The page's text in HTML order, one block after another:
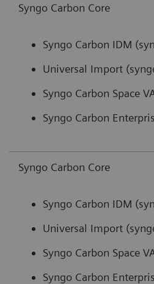
Syngo Carbon Core
Syngo Carbon IDM
Universal Import
Syngo Carbon Space
Syngo Carbon
Syngo Carbon Core
Syngo Carbon IDM
Universal Import
Syngo Carbon Space
Syngo Carbon